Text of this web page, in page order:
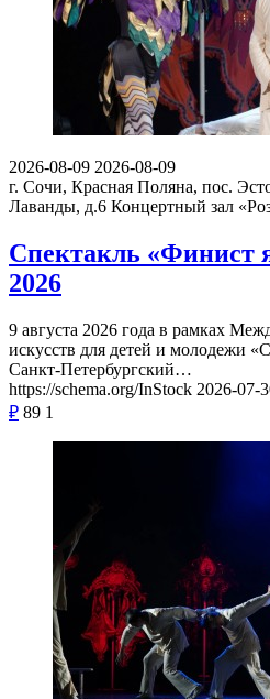
2026-08-09 2026-08-09
г. Сочи, Красная Поляна, пос.
Лаванды, д.6 Концертный зал
Спектакль «Финист
2026
9 августа 2026 года в рамках
искусств для детей и молодежи
Санкт-Петербургский…
https://schema.org/InStock 2026-07-
₽ 89 1